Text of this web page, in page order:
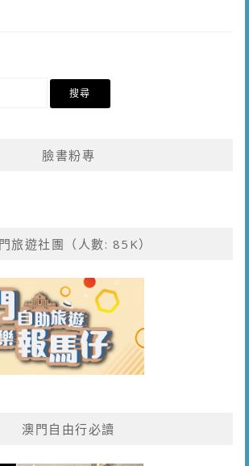
臉書粉專
旅遊社團（人數: 85K）
澳門自由行必讀